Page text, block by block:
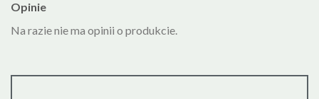
Opinie
Na razie nie ma opinii o produkcie.